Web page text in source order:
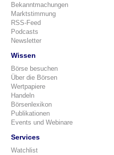
Bekanntmachungen
Marktstimmung
RSS-Feed
Podcasts
Newsletter
Wissen
Börse besuchen
Über die Börsen
Wertpapiere
Handeln
Börsenlexikon
Publikationen
Events und Webinare
Services
Watchlist